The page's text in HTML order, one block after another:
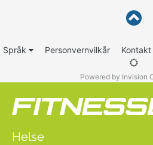
Språk Personvernvilkår Kontakt
Powered by Invision
Helse